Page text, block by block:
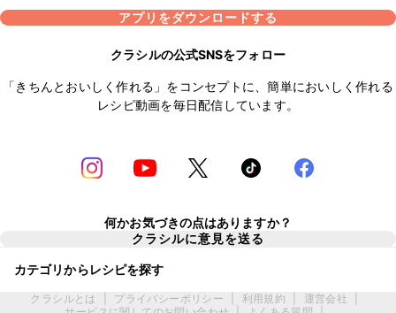
アプリをダウンロードする
クラシルの公式SNSをフォロー
「きちんとおいしく作れる」をコンセプトに、簡単においしく作れる
レシピ動画を毎日配信しています。
何かお気づきの点はありますか？
クラシルに意見を送る
カテゴリからレシピを探す
クラシルとは プライバシーポリシー 利用規約 運営会社